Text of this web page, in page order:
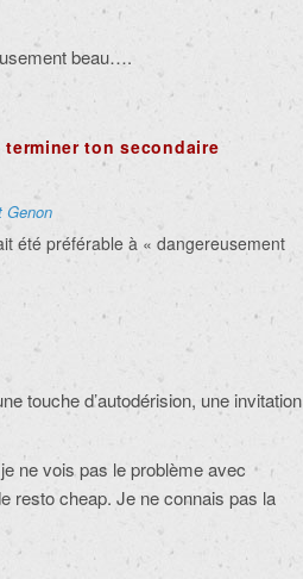
beau….
ton secondaire
Genon
été préférable à « dangereusement
touche d’autodérision, une invitation
ne vois pas le problème avec
resto cheap. Je ne connais pas la